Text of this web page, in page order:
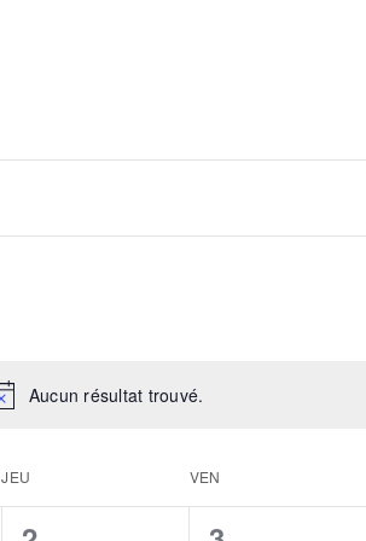
Aucun résultat trouvé.
JEU VEN